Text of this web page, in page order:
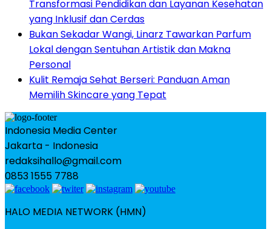
Transformasi Pendidikan dan Layanan Kesehatan
yang Inklusif dan Cerdas
Bukan Sekadar Wangi, Linarz Tawarkan Parfum
Lokal dengan Sentuhan Artistik dan Makna
Personal
Kulit Remaja Sehat Berseri: Panduan Aman
Memilih Skincare yang Tepat
Indonesia Media Center
Jakarta - Indonesia
redaksihallo@gmail.com
0853 1555 7788
HALO MEDIA NETWORK (HMN)